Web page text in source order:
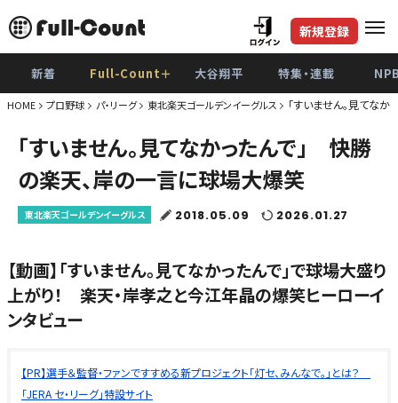
新規登録
新着 Full-Count＋ 大谷翔平 特集・連載
HOME プロ野球 パ・リーグ 東北楽天ゴールデンイーグルス 「すいません。見てな
「すいません。見てなかったんで」 快勝
の楽天、岸の一言に球場大爆笑
東北楽天ゴールデンイーグルス 2018.05.09 2026.01.27
【動画】「すいません。見てなかったんで」で球場大盛り
上がり！ 楽天・岸孝之と今江年晶の爆笑ヒーローイ
ンタビュー
【PR】選手＆監督・ファンですすめる新プロジェクト「灯セ、みんなで。」とは？
「JERA セ・リーグ」特設サイト